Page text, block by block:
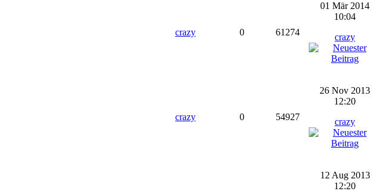
crazy 0 61274
01 Mär 2014
10:04
crazy
crazy 0 54927
26 Nov 2013
12:20
crazy
12 Aug 2013
12:20